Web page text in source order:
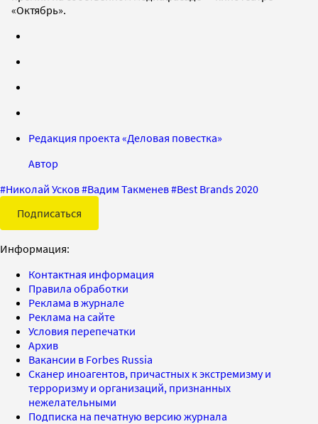
«Октябрь».
Редакция проекта «Деловая повестка»
Автор
#Николай Усков#Вадим Такменев#Best Brands 2020
Подписаться
Информация:
Контактная информация
Правила обработки
Реклама в журнале
Реклама на сайте
Условия перепечатки
Архив
Вакансии в Forbes Russia
Сканер иноагентов, причастных к экстремизму и
терроризму и организаций, признанных
нежелательными
Подписка на печатную версию журнала